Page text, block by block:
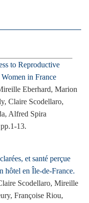
to Reproductive
in France
Eberhard, Marion
Claire Scodellaro,
Alfred Spira
13.
et santé perçue
hôtel en Île-de-France.
Scodellaro, Mireille
Françoise Riou,